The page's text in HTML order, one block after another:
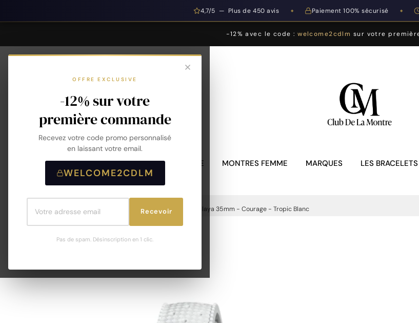
4,7/5 — Plus de 450 avis ◆ Paiement 100% sécurisé ◆
-12% avec le code :welcome2cdlm sur votre
OFFRE EXCLUSIVE
-12% sur votre
première commande
Recevez votre code promo personnalisé
en laissant votre email.
WELCOME2CDLM
Recevoir
Pas de spam. Désinscription en 1 clic.
MONTRES HOMME MONTRES FEMME MARQUES LES BRACELETS
Accueil Montres D'Été Montre LIP - Himalaya 35mm - Courage - Tropic Blanc